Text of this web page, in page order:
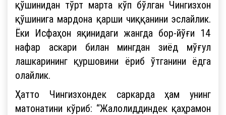
қўшинидан тўрт марта кўп бўлган Чингизхон
қўшинига мардона қарши чиққанини эслайлик.
Ёки Исфаҳон яқинидаги жангда бор-йўғи 14
нафар аскари билан мингдан зиёд мўғул
лашкарининг қуршовини ёриб ўтганини ёдга
олайлик.
Ҳатто Чингизхондек саркарда ҳам унинг
матонатини кўриб: “Жалолиддиндек қаҳрамон